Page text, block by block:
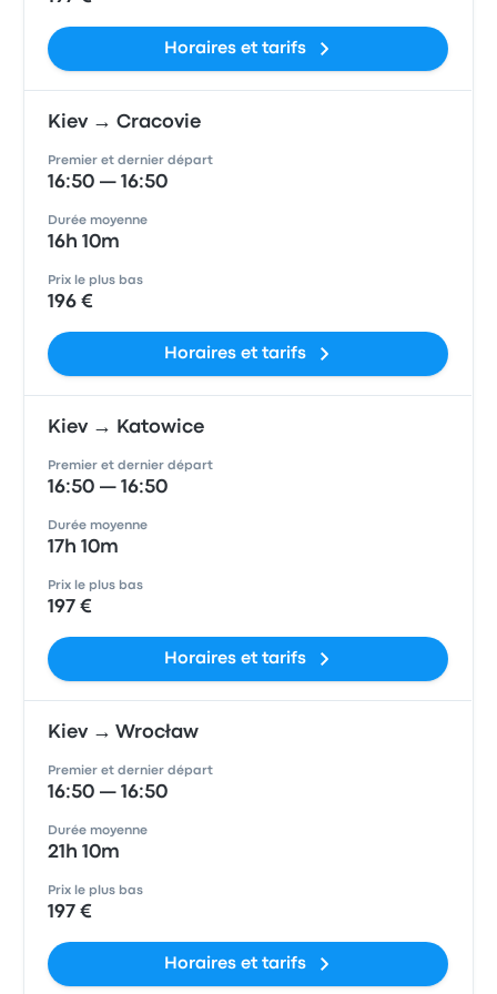
Horaires et tarifs
Kiev → Cracovie
Premier et dernier départ
16:50 — 16:50
Durée moyenne
16h 10m
Prix le plus bas
196 €
Horaires et tarifs
Kiev → Katowice
Premier et dernier départ
16:50 — 16:50
Durée moyenne
17h 10m
Prix le plus bas
197 €
Horaires et tarifs
Kiev → Wrocław
Premier et dernier départ
16:50 — 16:50
Durée moyenne
21h 10m
Prix le plus bas
197 €
Horaires et tarifs